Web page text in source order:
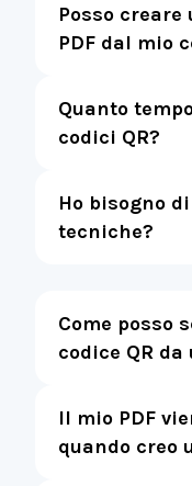
Posso creare
PDF dal mio
Quanto
codici QR?
Ho bisogno
tecniche?
Come posso
codice QR da
Il mio PDF
quando creo